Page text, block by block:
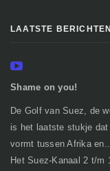
LAATSTE BERICHTEN
Shame on you!
De Golf van Suez, de
is het laatste stukje
vormt tussen Afrika
Het Suez-Kanaal 2 t/m